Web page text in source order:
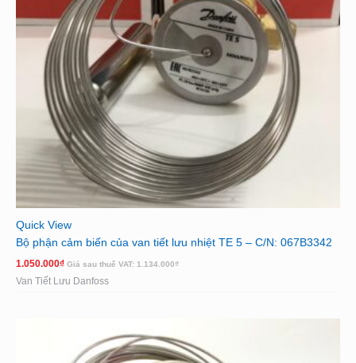
Quick View
Bộ phận cảm biến của van tiết lưu nhiệt TE 5 – C/N: 067B3342
1.050.000₫ Giá sau thuế VAT: 1.134.000₫
Van Tiết Lưu Danfoss